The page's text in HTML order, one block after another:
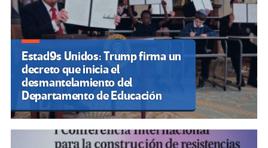
Estad9s Unidos: Trump firma un
decreto que inicia el
desmantelamiento del
Departamento de Educación